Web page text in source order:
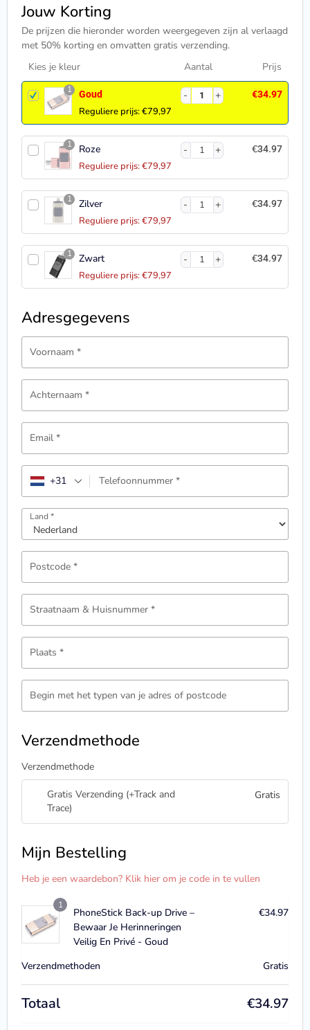
Jouw Korting
De prijzen die hieronder worden weergegeven zijn al verlaagd
met 50% korting en omvatten gratis verzending.
Kies je kleur
Aantal Prijs
1 Goud
Reguliere prijs: €79,97
€34.97
1 Roze
Reguliere prijs: €79,97
€34.97
1 Zilver
Reguliere prijs: €79,97
€34.97
1 Zwart
Reguliere prijs: €79,97
€34.97
Adresgegevens
Voornaam *
Achternaam *
Email *
Telefoonnummer *
+31
Land*
Postcode *
Straatnaam & Huisnummer *
Plaats *
Begin met het typen van je adres of postcode
Verzendmethode
Verzendmethode
Gratis Verzending (+Track and
Trace)
Gratis
Mijn Bestelling
Heb je een waardebon? Klik hier om je code in te vullen
1
PhoneStick Back-up Drive –
Bewaar Je Herinneringen
Veilig En Privé - Goud
€34.97
Verzendmethoden Gratis
Totaal €34.97